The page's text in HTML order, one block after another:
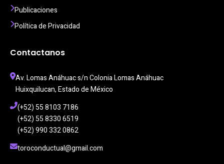
Publicaciones
Política de Privacidad
Contactanos
Av. Lomas Anáhuac s/n Colonia Lomas Anáhuac
Huixquilucan, Estado de México
(+52) 55 8103 7186
(+52) 55 8330 6519
(+52) 990 332 0862
toroconductual@gmail.com